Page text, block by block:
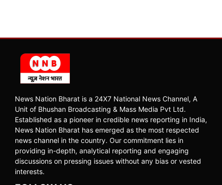
News Nation Bharat is a 24X7 National News Channel, A
Unit of Bhushan Broadcasting & Mass Media Pvt Ltd.
Established as a pioneer in credible news reporting in India,
News Nation Bharat has emerged as the most respected
news channel in the country. Our commitment lies in
providing in-depth, analytical reporting and engaging
discussions on pressing issues without any bias or vested
interests.